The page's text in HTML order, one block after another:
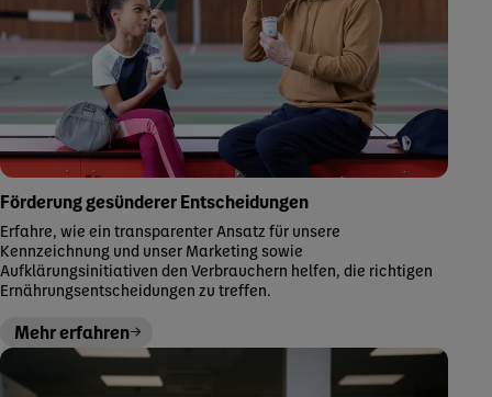
Förderung gesünderer Entscheidungen
Erfahre, wie ein transparenter Ansatz für unsere
Kennzeichnung und unser Marketing sowie
Aufklärungsinitiativen den Verbrauchern helfen, die richtigen
Ernährungsentscheidungen zu treffen.
Mehr erfahren